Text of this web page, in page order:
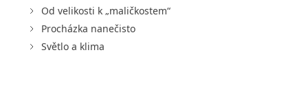
Od velikosti k „maličkostem“
Procházka nanečisto
Světlo a klima